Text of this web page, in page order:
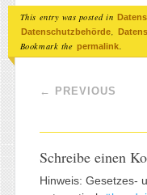
This entry was posted in
Datenschutzbehörde,
Bookmark the permalink.
Post
← PREVIOUS
Schreibe einen
Hinweis: Gesetzes-